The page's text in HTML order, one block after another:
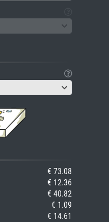
€ 73.08
€ 12.36
€ 40.82
€ 1.09
€ 14.61